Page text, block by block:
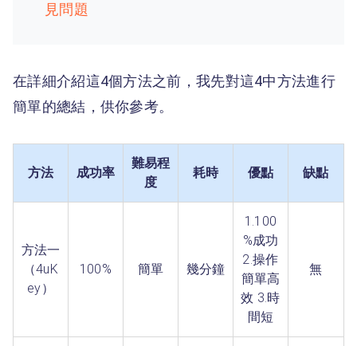
見問題
在詳細介紹這4個方法之前，我先對這4中方法進行
簡單的總結，供你參考。
方法 成功率
難易程
度
耗時 優點 缺點
方法一
（4uK
ey）
100% 簡單 幾分鐘
1.100
%成功
2.操作
簡單高
效 3.時
間短
無